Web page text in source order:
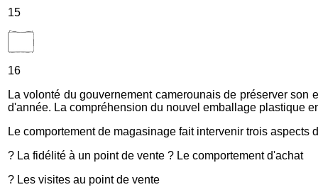
15
16
La volonté du gouvernement camerounais de préserver
d'année. La compréhension du nouvel emballage plastique
Le comportement de magasinage fait intervenir trois aspects
? La fidélité à un point de vente ? Le comportement d'achat
? Les visites au point de vente